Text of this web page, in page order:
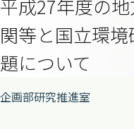
ウで開きます）
ンドウで開きます）
ウインドウで開きます）
平成27年度の
関等と国立環
題について
企画部研究推進室